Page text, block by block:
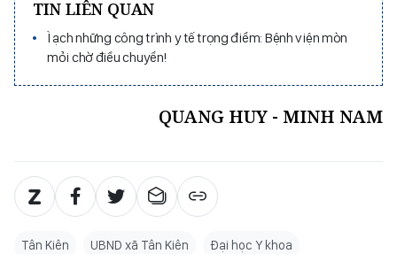
TIN LIÊN QUAN
Ì ạch những công trình y tế trọng điểm: Bệnh viện mòn
mỏi chờ điều chuyển!
QUANG HUY - MINH NAM
Tân Kiên UBND xã Tân Kiên Đại học Y khoa